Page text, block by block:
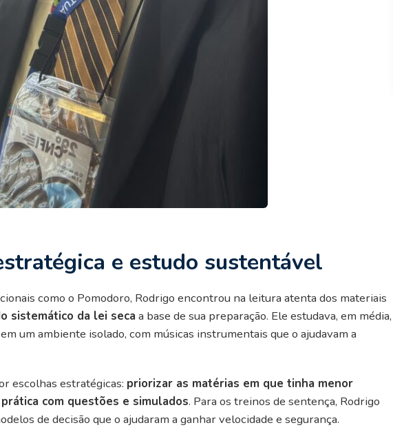
e estudo sustentável
como o Pomodoro, Rodrigo encontrou na leitura atenta dos materiais
sistemático da lei seca a base de sua preparação. Ele estudava, em média,
um ambiente isolado, com músicas instrumentais que o ajudavam a
escolhas estratégicas: priorizar as matérias em que tinha menor
com questões e simulados. Para os treinos de sentença, Rodrigo
de decisão que o ajudaram a ganhar velocidade e segurança.